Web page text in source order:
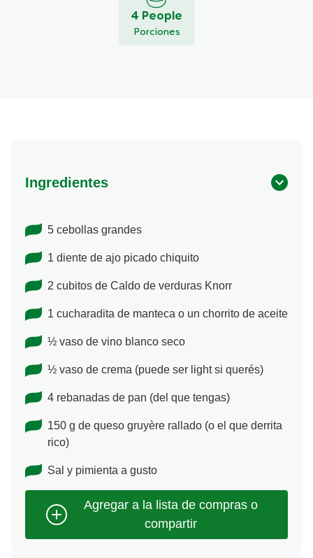
4 People
Porciones
Ingredientes
5 cebollas grandes
1 diente de ajo picado chiquito
2 cubitos de Caldo de verduras Knorr
1 cucharadita de manteca o un chorrito de aceite
½ vaso de vino blanco seco
½ vaso de crema (puede ser light si querés)
4 rebanadas de pan (del que tengas)
150 g de queso gruyère rallado (o el que derrita
rico)
Sal y pimienta a gusto